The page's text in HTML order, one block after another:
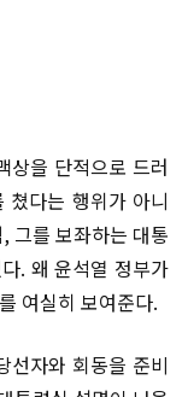
상을 단적으로 드러
쳤다는 행위가 아니
그를 보좌하는 대통
. 왜 윤석열 정부가
여실히 보여준다.
선자와 회동을 준비